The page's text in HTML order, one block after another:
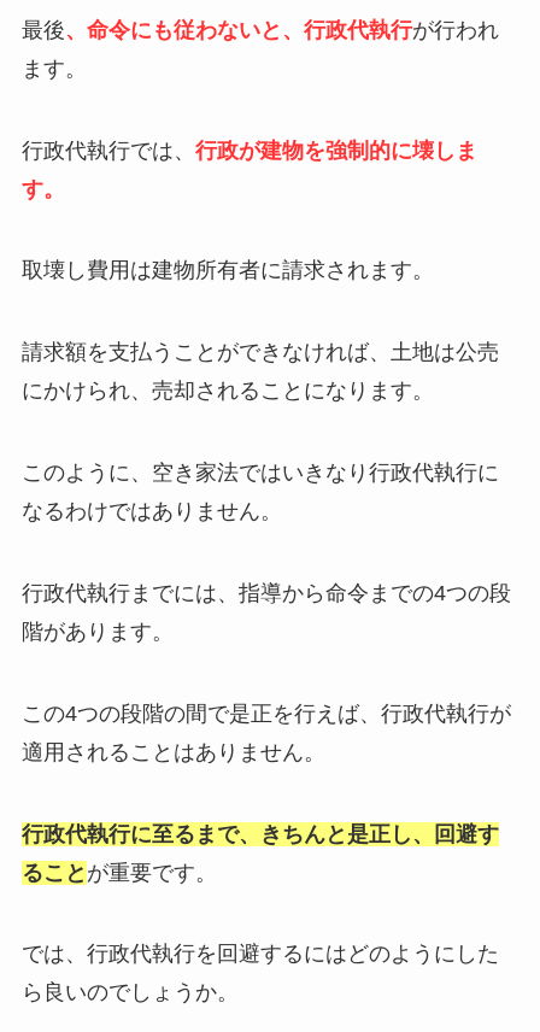
最後、命令にも従わないと、行政代執行が行われ
ます。
行政代執行では、 行政が建物を強制的に壊しま
す。
取壊し費用は建物所有者に請求されます。
請求額を支払うことができなければ、土地は公売
にかけられ、売却されることになります。
このように、空き家法ではいきなり行政代執行に
なるわけではありません。
行政代執行までには、指導から命令までの4つの段
階があります。
この4つの段階の間で是正を行えば、行政代執行が
適用されることはありません。
行政代執行に至るまで、きちんと是正し、回避す
ること が重要です。
では、行政代執行を回避するにはどのようにした
ら良いのでしょうか。